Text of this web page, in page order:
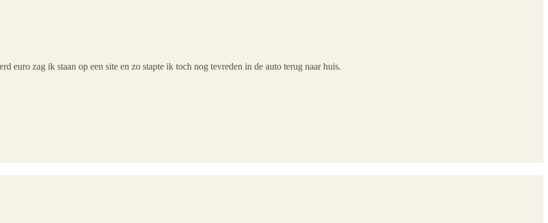
euro zag ik staan op een site en zo stapte ik toch nog tevreden in de auto terug naar huis.